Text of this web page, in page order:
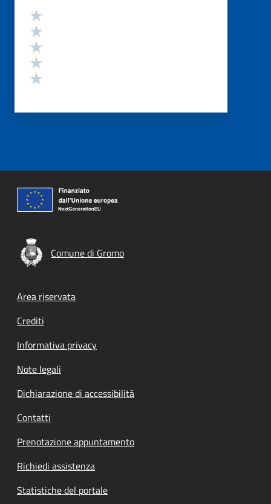
Valutazione
Comune di Gromo
Footer menu
Area riservata
Crediti
Informativa privacy
Note legali
Dichiarazione di accessibilità
Contatti
Prenotazione appuntamento
Richiedi assistenza
Statistiche del portale